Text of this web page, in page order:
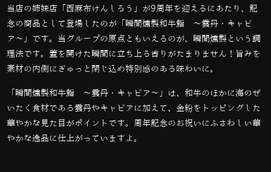
当店の姉妹店「西麻布けんしろう」が9周年を迎えるにあたり、記
念の商品として登場したのが「瞬間燻製和牛鮨 〜雲丹・キャビ
ア〜」です。当グループの原点ともいえるのが、瞬間燻製という調
理法です。蓋を開けた瞬間に立ち上る香りがたまりません！旨みを
素材の内側にぎゅっと閉じ込め特別感のある味わいに。
「瞬間燻製和牛鮨 〜雲丹・キャビア〜」は、和牛のほかに海のぜ
いたく食材である雲丹やキャビアに加えて、金粉をトッピングした
華やかな見た目がポイントです。周年記念のお祝いにふさわしい華
やかな逸品に仕上がっていますよ。